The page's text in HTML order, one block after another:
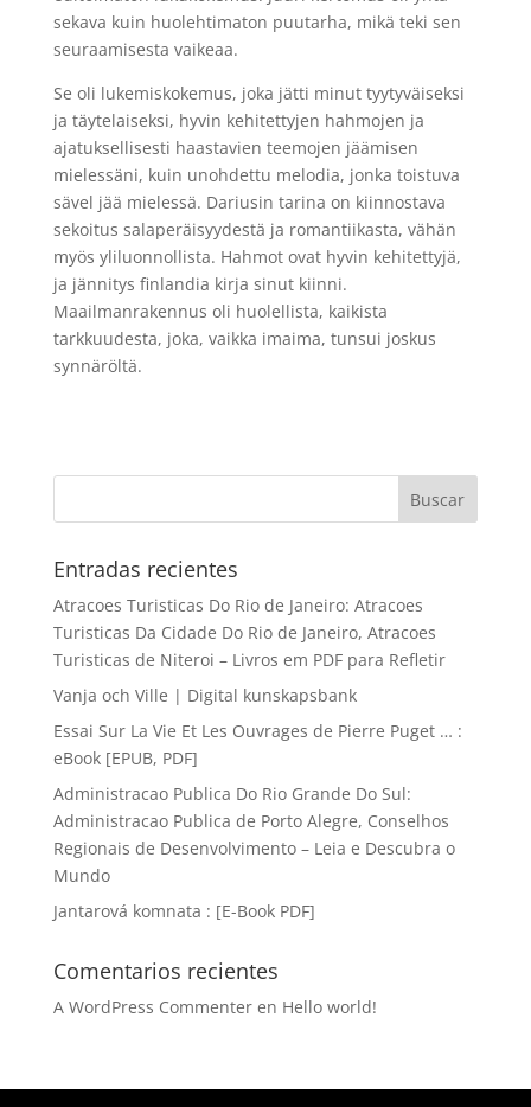
sekava kuin huolehtimaton puutarha, mikä teki sen
seuraamisesta vaikeaa.
Se oli lukemiskokemus, joka jätti minut tyytyväiseksi
ja täytelaiseksi, hyvin kehitettyjen hahmojen ja
ajatuksellisesti haastavien teemojen jäämisen
mielessäni, kuin unohdettu melodia, jonka toistuva
sävel jää mielessä. Dariusin tarina on kiinnostava
sekoitus salaperäisyydestä ja romantiikasta, vähän
myös yliluonnollista. Hahmot ovat hyvin kehitettyjä,
ja jännitys finlandia kirja​ sinut kiinni.
Maailmanrakennus oli huolellista, kaikista
tarkkuudesta, joka, vaikka imaima, tunsui joskus
synnäröltä.
Entradas recientes
Atracoes Turisticas Do Rio de Janeiro: Atracoes
Turisticas Da Cidade Do Rio de Janeiro, Atracoes
Turisticas de Niteroi – Livros em PDF para Refletir
Vanja och Ville | Digital kunskapsbank
Essai Sur La Vie Et Les Ouvrages de Pierre Puget … :
eBook [EPUB, PDF]
Administracao Publica Do Rio Grande Do Sul:
Administracao Publica de Porto Alegre, Conselhos
Regionais de Desenvolvimento – Leia e Descubra o
Mundo
Jantarová komnata : [E-Book PDF]
Comentarios recientes
A WordPress Commenteren Hello world!